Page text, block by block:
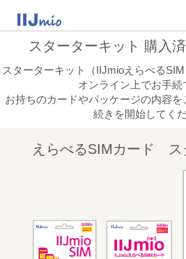
スターターキット 購入
スターターキット（IIJmioえらべる
オンライン上でお手続
お持ちのカードやパッケージの内容
続きを開始してくだ
えらべるSIMカード ス